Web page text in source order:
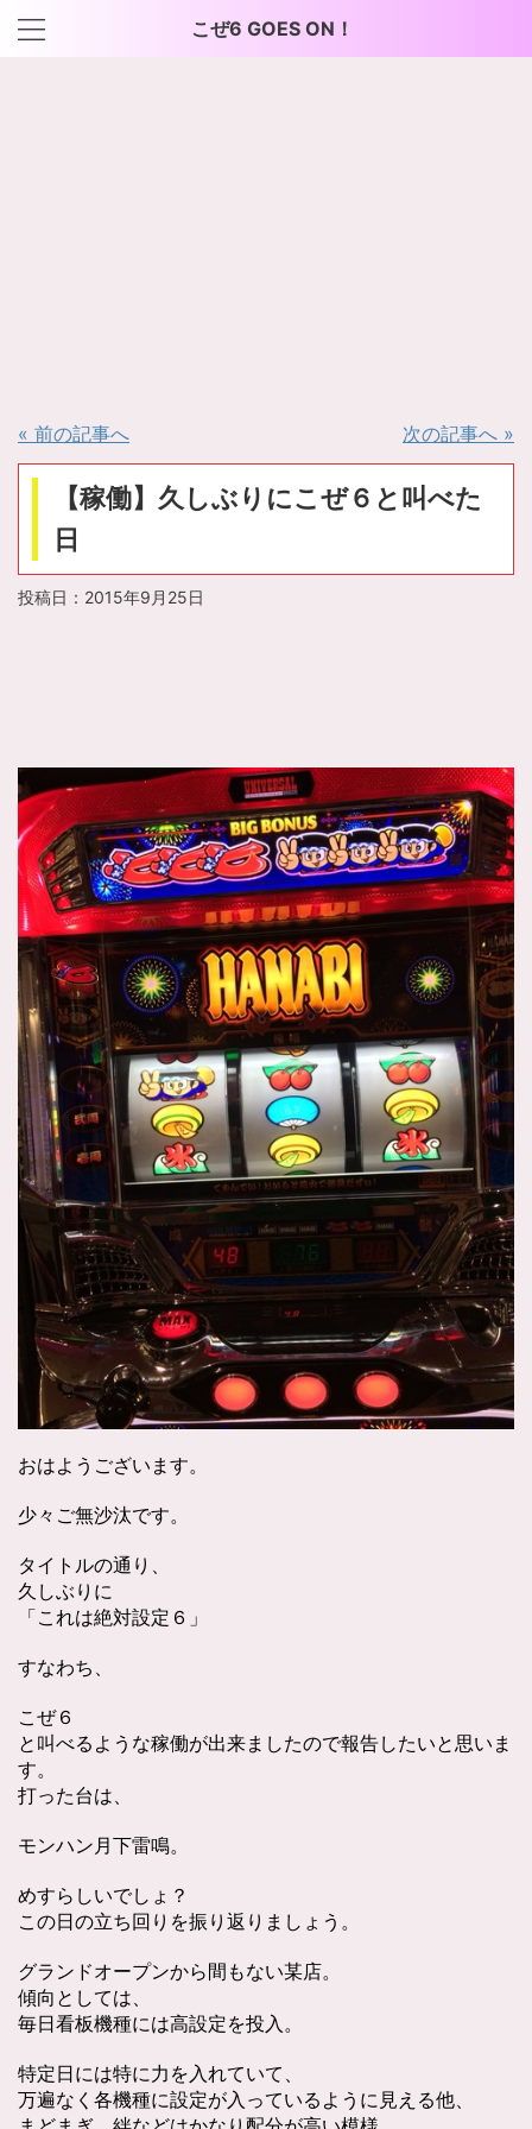
こぜ6 GOES ON！
« 前の記事へ 次の記事へ »
【稼働】久しぶりにこぜ６と叫べた
日
投稿日： 2015年9月25日
おはようございます。
少々ご無沙汰です。
タイトルの通り、
久しぶりに
「これは絶対設定６」
すなわち、
こぜ６
と叫べるような稼働が出来ましたので報告したいと思いま
す。
打った台は、
モンハン月下雷鳴。
めすらしいでしょ？
この日の立ち回りを振り返りましょう。
グランドオープンから間もない某店。
傾向としては、
毎日看板機種には高設定を投入。
特定日には特に力を入れていて、
万遍なく各機種に設定が入っているように見える他、